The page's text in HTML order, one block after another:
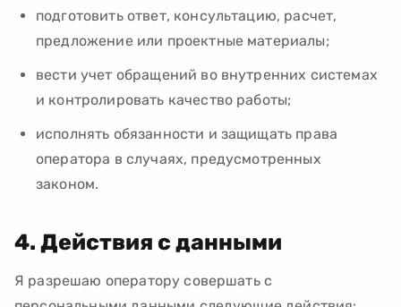
подготовить ответ, консультацию, расчет,
предложение или проектные материалы;
вести учет обращений во внутренних системах
и контролировать качество работы;
исполнять обязанности и защищать права
оператора в случаях, предусмотренных
законом.
4. Действия с данными
Я разрешаю оператору совершать с